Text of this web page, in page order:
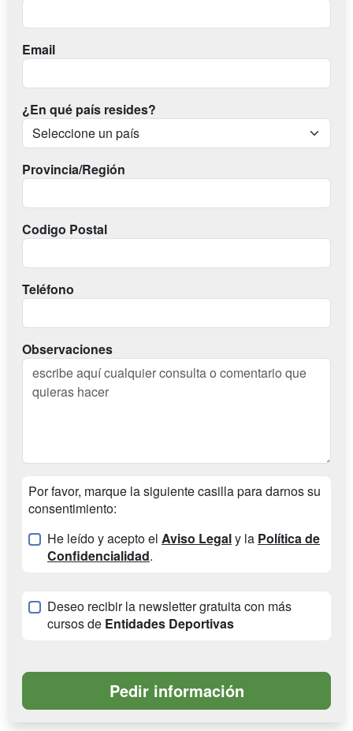
Email
¿En qué país resides?
Provincia/Región
Codigo Postal
Teléfono
Observaciones
Por favor, marque la siguiente casilla para darnos su
consentimiento:
He leído y acepto el Aviso Legaly la Política de
Confidencialidad.
Deseo recibir la newsletter gratuita con más
cursos de Entidades Deportivas